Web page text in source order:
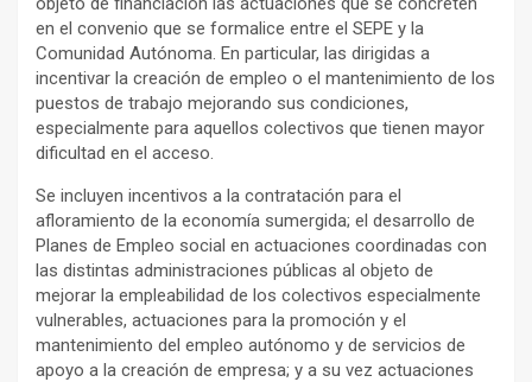
en el convenio que se formalice entre el SEPE y la
Comunidad Autónoma. En particular, las dirigidas a
incentivar la creación de empleo o el mantenimiento de los
puestos de trabajo mejorando sus condiciones,
especialmente para aquellos colectivos que tienen mayor
dificultad en el acceso.
Se incluyen incentivos a la contratación para el
afloramiento de la economía sumergida; el desarrollo de
Planes de Empleo social en actuaciones coordinadas con
las distintas administraciones públicas al objeto de
mejorar la empleabilidad de los colectivos especialmente
vulnerables, actuaciones para la promoción y el
mantenimiento del empleo autónomo y de servicios de
apoyo a la creación de empresa; y a su vez actuaciones